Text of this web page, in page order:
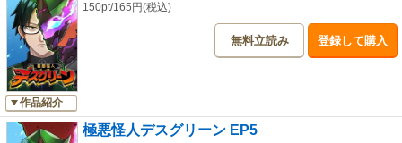
作品紹介
150pt/165円(税込)
無料立読み 登録して購入
極悪怪人デスグリーン EP5